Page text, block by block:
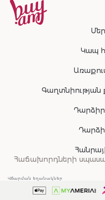
Կապ
Գաղտնիության
Դարձիր
Հաճախորդների
Վճարման եղանակներ